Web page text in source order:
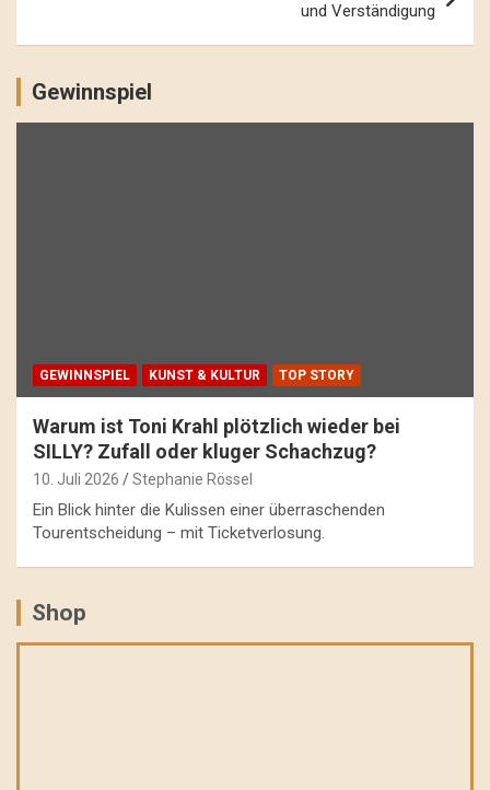
und Verständigung
Gewinnspiel
GEWINNSPIEL KUNST & KULTUR TOP STORY
Warum ist Toni Krahl plötzlich wieder bei
SILLY? Zufall oder kluger Schachzug?
10. Juli 2026 Stephanie Rössel
Ein Blick hinter die Kulissen einer überraschenden
Tourentscheidung – mit Ticketverlosung.
Shop